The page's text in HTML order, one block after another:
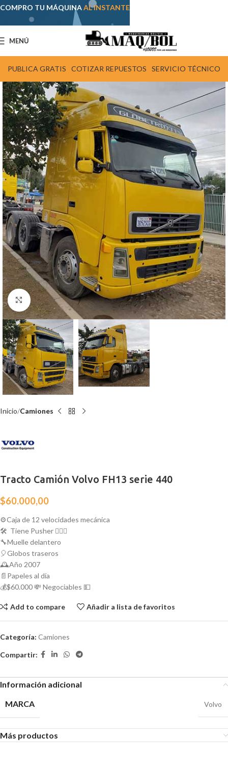
MENÚ
PUBLICA GRATIS COTIZAR REPUESTOS SERVICIO TÉCNICO
Click para agrandar
Inicio Camiones
Tracto Camión Volvo FH13 serie 440
$60.000,00
⚙️Caja de 12 velocidades mecánica
🛠️ Tiene Pusher 👷🏾‍♂️
🔧Muelle delantero
🎈Globos traseros
🕰️Año 2007
📄Papeles al día
💰$60.000 💸 Negociables 💵
Add to compare Añadir a lista de favoritos
Categoría: Camiones
Compartir:
Información adicional
MARCA
Volvo
Más productos
COMPRO TU MÁQUINAAL INSTANTE